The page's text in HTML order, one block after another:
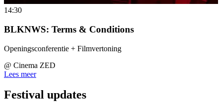
14:30
BLKNWS: Terms & Conditions
Openingsconferentie + Filmvertoning
@ Cinema ZED
Lees meer
Festival updates